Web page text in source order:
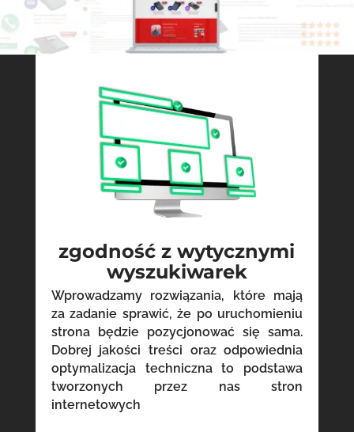
zgodność z wytycznymi
wyszukiwarek
Wprowadzamy rozwiązania, które mają
za zadanie sprawić, że po uruchomieniu
strona będzie pozycjonować się sama.
Dobrej jakości treści oraz odpowiednia
optymalizacja techniczna to podstawa
tworzonych przez nas stron
internetowych